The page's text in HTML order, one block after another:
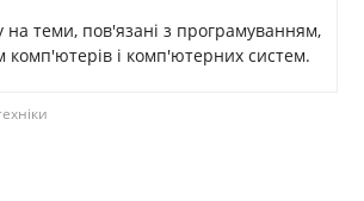
теми, пов'язані з програмуванням,
комп'ютерів і комп'ютерних систем.